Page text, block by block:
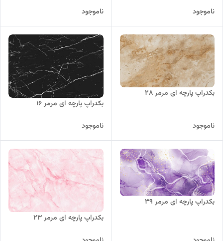
ناموجود ناموجود
بکدراپ پارچه ای مرمر 28
ناموجود
بکدراپ پارچه ای مرمر 16
ناموجود
بکدراپ پارچه ای مرمر 39
بکدراپ پارچه ای مرمر 23